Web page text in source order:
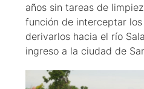
años sin tareas de
función de interceptar
derivarlos hacia el río
ingreso a la ciudad de